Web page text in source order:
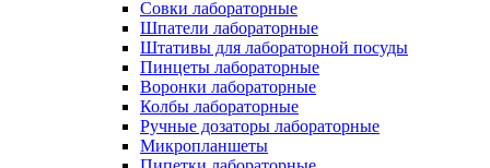
Совки лабораторные
Шпатели лабораторные
Штативы для лабораторной посуды
Пинцеты лабораторные
Воронки лабораторные
Колбы лабораторные
Ручные дозаторы лабораторные
Микропланшеты